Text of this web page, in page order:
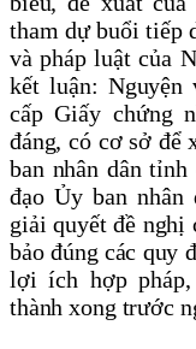
tham dự buổi tiếp
và pháp luật của
kết luận: Nguyện
cấp Giấy chứng
đáng, có cơ sở để
ban nhân dân
đạo Ủy ban nhân
giải quyết đề nghị
bảo đúng các quy
lợi ích hợp pháp,
thành xong trước